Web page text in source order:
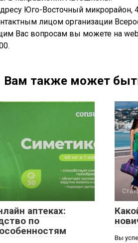
Юго-Восточный микрорайон,
лицом организации
Вас вопросам вы можете на
Вам также может
аптеках:
по
Вы